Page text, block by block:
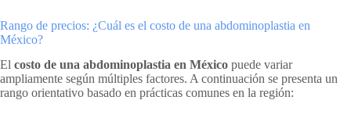
Rango de precios: ¿Cuál es el costo de una abdominoplastia en
México?
El costo de una abdominoplastia en México puede variar
ampliamente según múltiples factores. A continuación se presenta un
rango orientativo basado en prácticas comunes en la región: